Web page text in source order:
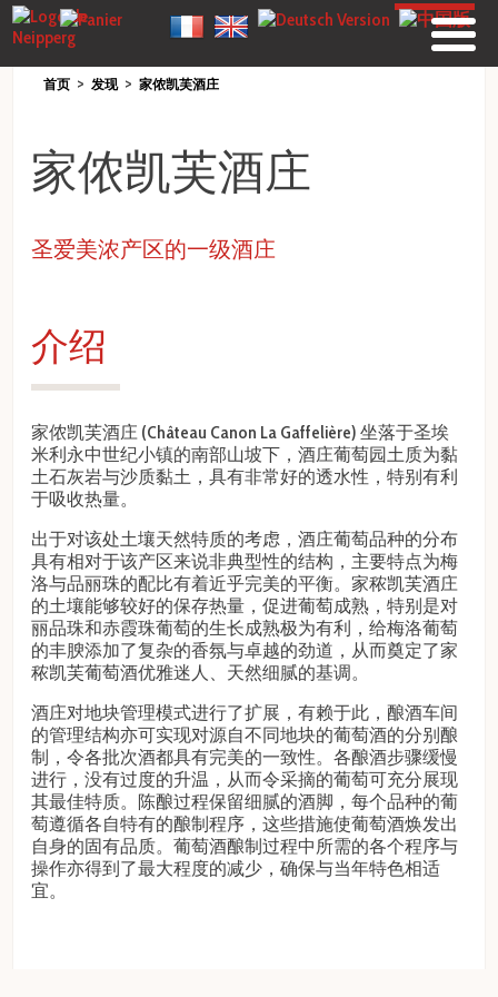
首页 >发现>家侬凯芙酒庄
家侬凯芙酒庄
圣爱美浓产区的一级酒庄
介绍
家侬凯芙酒庄 (Château Canon La Gaffelière) 坐落于圣埃
米利永中世纪小镇的南部山坡下，酒庄葡萄园土质为黏
土石灰岩与沙质黏土，具有非常好的透水性，特别有利
于吸收热量。
出于对该处土壤天然特质的考虑，酒庄葡萄品种的分布
具有相对于该产区来说非典型性的结构，主要特点为梅
洛与品丽珠的配比有着近乎完美的平衡。家秾凯芙酒庄
的土壤能够较好的保存热量，促进葡萄成熟，特别是对
丽品珠和赤霞珠葡萄的生长成熟极为有利，给梅洛葡萄
的丰腴添加了复杂的香氛与卓越的劲道，从而奠定了家
秾凯芙葡萄酒优雅迷人、天然细腻的基调。
酒庄对地块管理模式进行了扩展，有赖于此，酿酒车间
的管理结构亦可实现对源自不同地块的葡萄酒的分别酿
制，令各批次酒都具有完美的一致性。各酿酒步骤缓慢
进行，没有过度的升温，从而令采摘的葡萄可充分展现
其最佳特质。陈酿过程保留细腻的酒脚，每个品种的葡
萄遵循各自特有的酿制程序，这些措施使葡萄酒焕发出
自身的固有品质。葡萄酒酿制过程中所需的各个程序与
操作亦得到了最大程度的减少，确保与当年特色相适
宜。